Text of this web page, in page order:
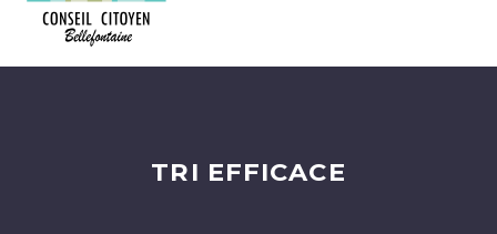
TRI EFFICACE